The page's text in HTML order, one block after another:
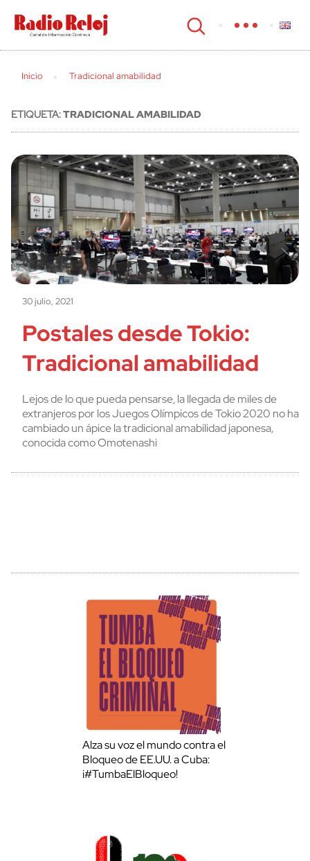
cerrar
Inicio Tradicional amabilidad
ETIQUETA:TRADICIONAL AMABILIDAD
30 julio, 2021
Postales desde Tokio:
Tradicional amabilidad
Lejos de lo que pueda pensarse, la llegada de miles de
extranjeros por los Juegos Olímpicos de Tokio 2020 no ha
cambiado un ápice la tradicional amabilidad japonesa,
conocida como Omotenashi
Alza su voz el mundo contra el
Bloqueo de EE.UU. a Cuba:
¡#TumbaElBloqueo!